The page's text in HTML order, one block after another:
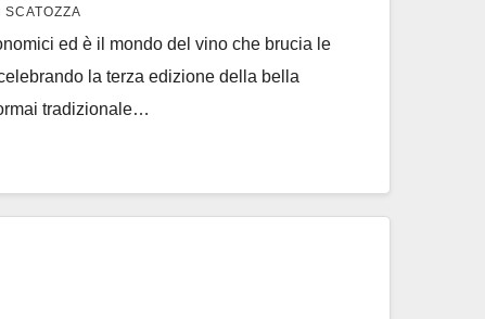
SCATOZZA
ed è il mondo del vino che brucia le
la terza edizione della bella
tradizionale…